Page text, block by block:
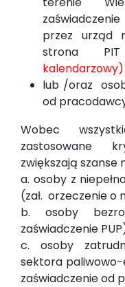
przez urząd
strona
kalendarzowy)
lub /oraz
od
Wobec
zastosowane
zwiększają szanse
a. osoby z
(zał. orzeczenie o
b. osoby
zaświadczenie
c. osoby
sektora paliwowo-
zaświadczenie od